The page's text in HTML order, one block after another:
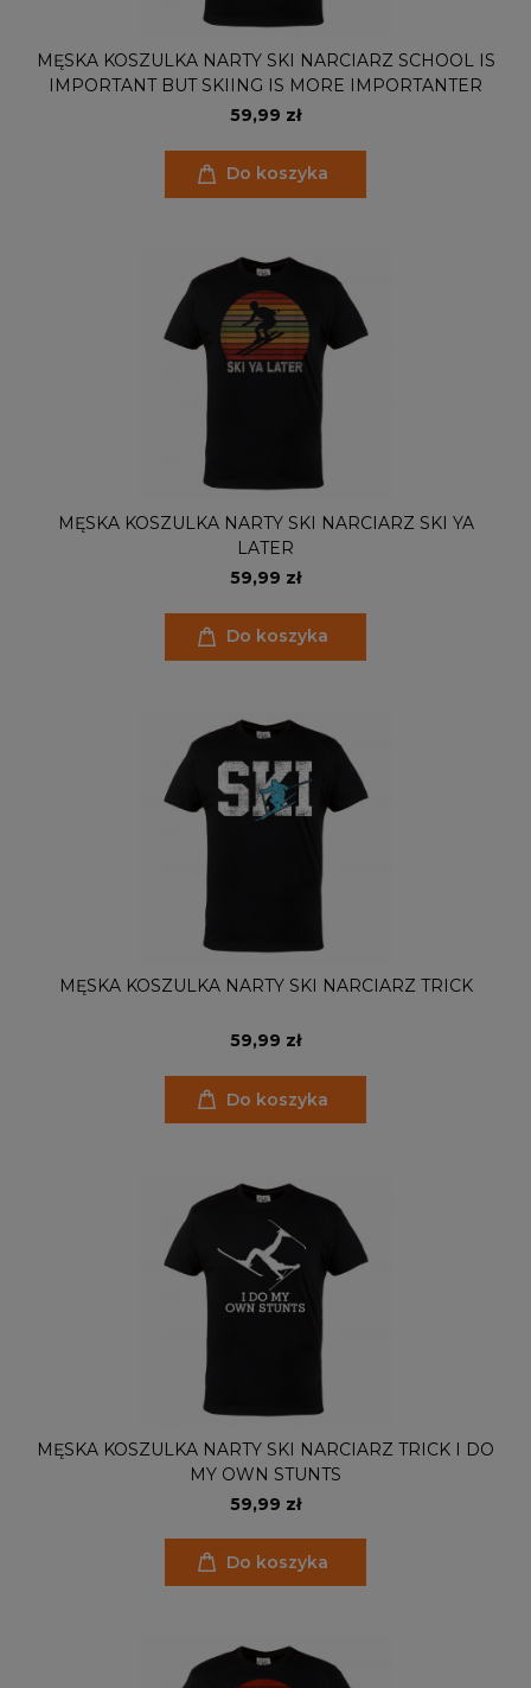
MĘSKA KOSZULKA NARTY SKI NARCIARZ SCHOOL IS
IMPORTANT BUT SKIING IS MORE IMPORTANTER
59,99 zł
Do koszyka
MĘSKA KOSZULKA NARTY SKI NARCIARZ SKI YA
LATER
59,99 zł
Do koszyka
MĘSKA KOSZULKA NARTY SKI NARCIARZ TRICK
59,99 zł
Do koszyka
MĘSKA KOSZULKA NARTY SKI NARCIARZ TRICK I DO
MY OWN STUNTS
59,99 zł
Do koszyka